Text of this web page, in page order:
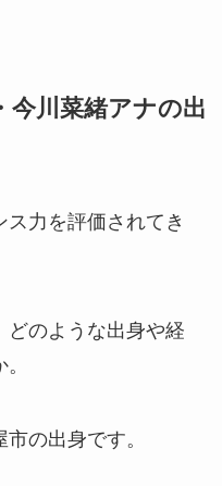
今川菜緒アナの出
力を評価されてき
どのような出身や経
の出身です。